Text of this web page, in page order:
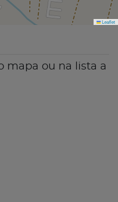
Leaflet
mapa ou na lista a